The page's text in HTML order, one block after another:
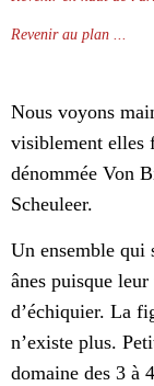
Revenir au plan ...
Nous voyons
visiblement elles
dénommée Von
Scheuleer.
Un ensemble qui
ânes puisque
d’échiquier. La
n’existe plus.
domaine des 3 à